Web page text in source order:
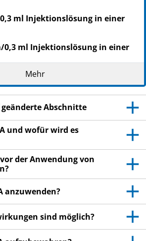
ml Injektionslösung in einer
0,3 ml Injektionslösung in einer
0,3 ml Injektionslösung in einer
0,3 ml Injektionslösung in einer
0,3 ml Injektionslösung in einer
0,3 ml Injektionslösung in einer
0,6 ml Injektionslösung in einer
Epoetin beta
Packungsbeilage sorgfältig
Mehr
Abschnitte
und wofür wird es
der Anwendung von
anzuwenden?
sind möglich?